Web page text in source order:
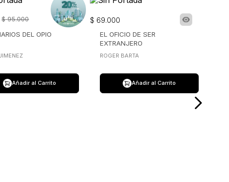
$ 95.000
DEL OPIO
Añadir al Carrito
$ 69.000
EL OFICIO DE SER
EXTRANJERO
ROGER BARTA
Añadir al Carrito